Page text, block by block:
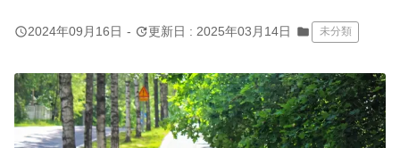
query_builder2024年09月16日 - update更新日 : 2025年03月14日 folder 未分類